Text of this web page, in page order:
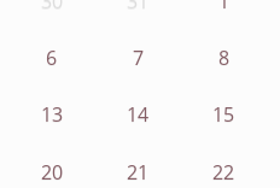
6 7 8
13 14 15
20 21 22